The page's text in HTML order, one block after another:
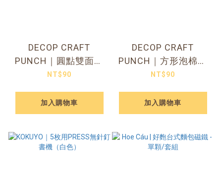
DECOP CRAFT
PUNCH｜圓點雙面膠
貼紙 兩款可選
NT$90
加入購物車
DECOP CRAFT
PUNCH｜方形泡棉貼
紙
NT$90
加入購物車